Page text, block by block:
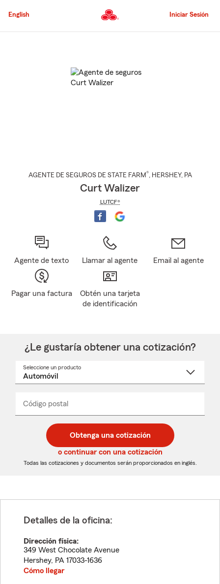
al
principal
English Iniciar Sesión
AGENTE DE SEGUROS DE STATE FARM®, HERSHEY, PA
Curt Walizer
LUTCF®
Agente de texto Llamar al agente Email al agente
Pagar una factura
Obtén una tarjeta
de identificación
¿Le gustaría obtener una cotización?
Seleccione un producto
desplegable
Código postal
de
5
dígitos
de
5
dígitos
_____
Obtenga una cotización
o continuar con una cotización
Todas las cotizaciones y documentos serán proporcionados en inglés.
Detalles de la oficina:
Dirección física:
349 West Chocolate Avenue
Hershey, PA 17033-1636
Cómo llegar